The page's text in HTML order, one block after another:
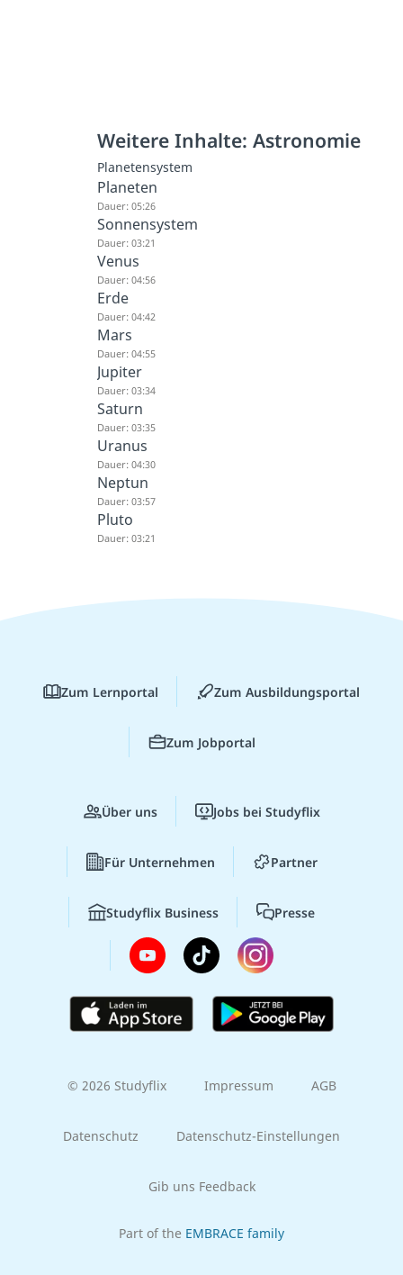
Weitere Inhalte: Astronomie
Planetensystem
Planeten
Dauer: 05:26
Sonnensystem
Dauer: 03:21
Venus
Dauer: 04:56
Erde
Dauer: 04:42
Mars
Dauer: 04:55
Jupiter
Dauer: 03:34
Saturn
Dauer: 03:35
Uranus
Dauer: 04:30
Neptun
Dauer: 03:57
Pluto
Dauer: 03:21
Zum Lernportal Zum Ausbildungsportal
Zum Jobportal
Über uns Jobs bei Studyflix
Für Unternehmen Partner
Studyflix Business Presse
© 2026 Studyflix Impressum AGB
Datenschutz Datenschutz-Einstellungen
Gib uns Feedback
Part of the EMBRACE family